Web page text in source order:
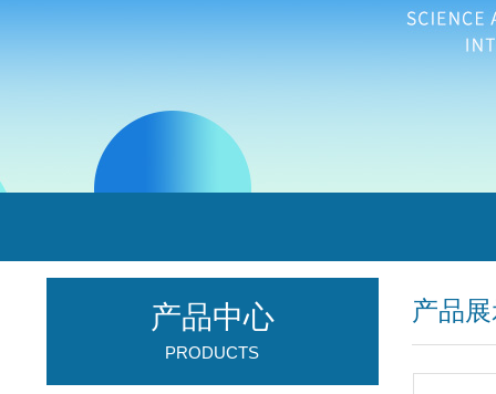
产品
产品中心
PRODUCTS